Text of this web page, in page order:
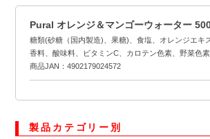
Pural オレンジ＆マンゴーウォーター
糖類(砂糖（国内製造)、果糖)、食塩、オレンジエキ
香料、酸味料、ビタミンC、カロテン色素、野菜色素
商品JAN：4902179024572
製品カテゴリー別